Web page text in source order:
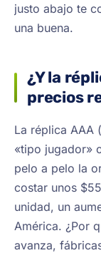
justo abajo te
una buena.
¿Y la
precios
La réplica AAA
«tipo jugador»
pelo a pelo la
costar unos
unidad, un
América. ¿Por
avanza,